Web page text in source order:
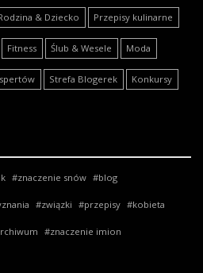
& Dziecko Przepisy kulinarne
Fitness Ślub & Wesele Moda
Strefa Blogerek Konkursy
znaczenie snów blog
związki przepisy kobieta
znaczenie imion